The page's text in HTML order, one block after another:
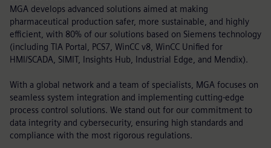
MGA develops advanced solutions aimed at making
pharmaceutical production safer, more sustainable, and highly
efficient, with 80% of our solutions based on Siemens technology
(including TIA Portal, PCS7, WinCC v8, WinCC Unified for
HMI/SCADA, SIMIT, Insights Hub, Industrial Edge, and Mendix).
With a global network and a team of specialists, MGA focuses on
seamless system integration and implementing cutting-edge
process control solutions. We stand out for our commitment to
data integrity and cybersecurity, ensuring high standards and
compliance with the most rigorous regulations.